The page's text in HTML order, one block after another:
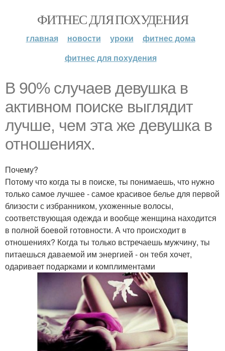
ФИТНЕС ДЛЯ ПОХУДЕНИЯ
главная новости уроки
фитнес дома
фитнес для похудения
В 90% случаев девушка в
активном поиске выглядит
лучше, чем эта же девушка в
отношениях.
Почему?
Потому что когда ты в поиске, ты понимаешь, что нужно
только самое лучшее - самое красивое белье для первой
близости с избранником, ухоженные волосы,
соответствующая одежда и вообще женщина находится
в полной боевой готовности. А что происходит в
отношениях? Когда ты только встречаешь мужчину, ты
питаешься даваемой им энергией - он тебя хочет,
одаривает подарками и комплиментами